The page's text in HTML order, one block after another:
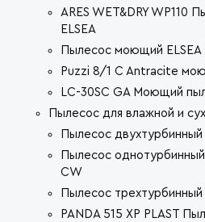
ARES WET&DRY WP110
ELSEA
Пылесос моющий ELSEA
Puzzi 8/1 C Antracite
LC-30SC GA Моющий
Пылесос для влажной и
Пылесос двухтурбинный
Пылесос однотурбинный
CW
Пылесос трехтурбинный
PANDA 515 XP PLAST